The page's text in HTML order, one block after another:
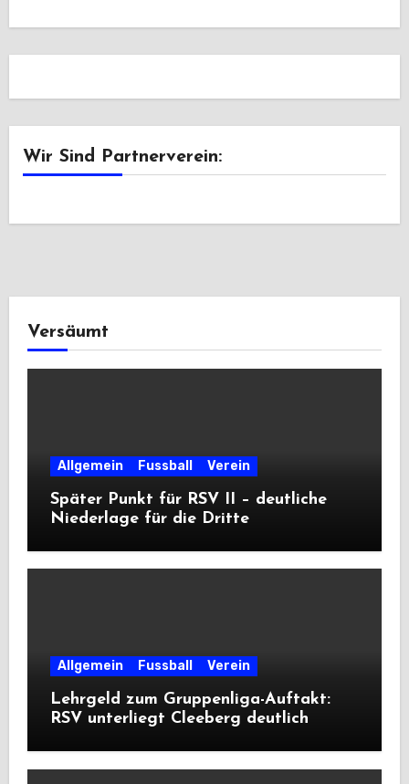
Wir Sind Partnerverein:
Versäumt
Allgemein Fussball Verein
Später Punkt für RSV II – deutliche
Niederlage für die Dritte
Allgemein Fussball Verein
Lehrgeld zum Gruppenliga-Auftakt:
RSV unterliegt Cleeberg deutlich